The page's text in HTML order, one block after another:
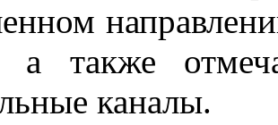
а также
каналы.